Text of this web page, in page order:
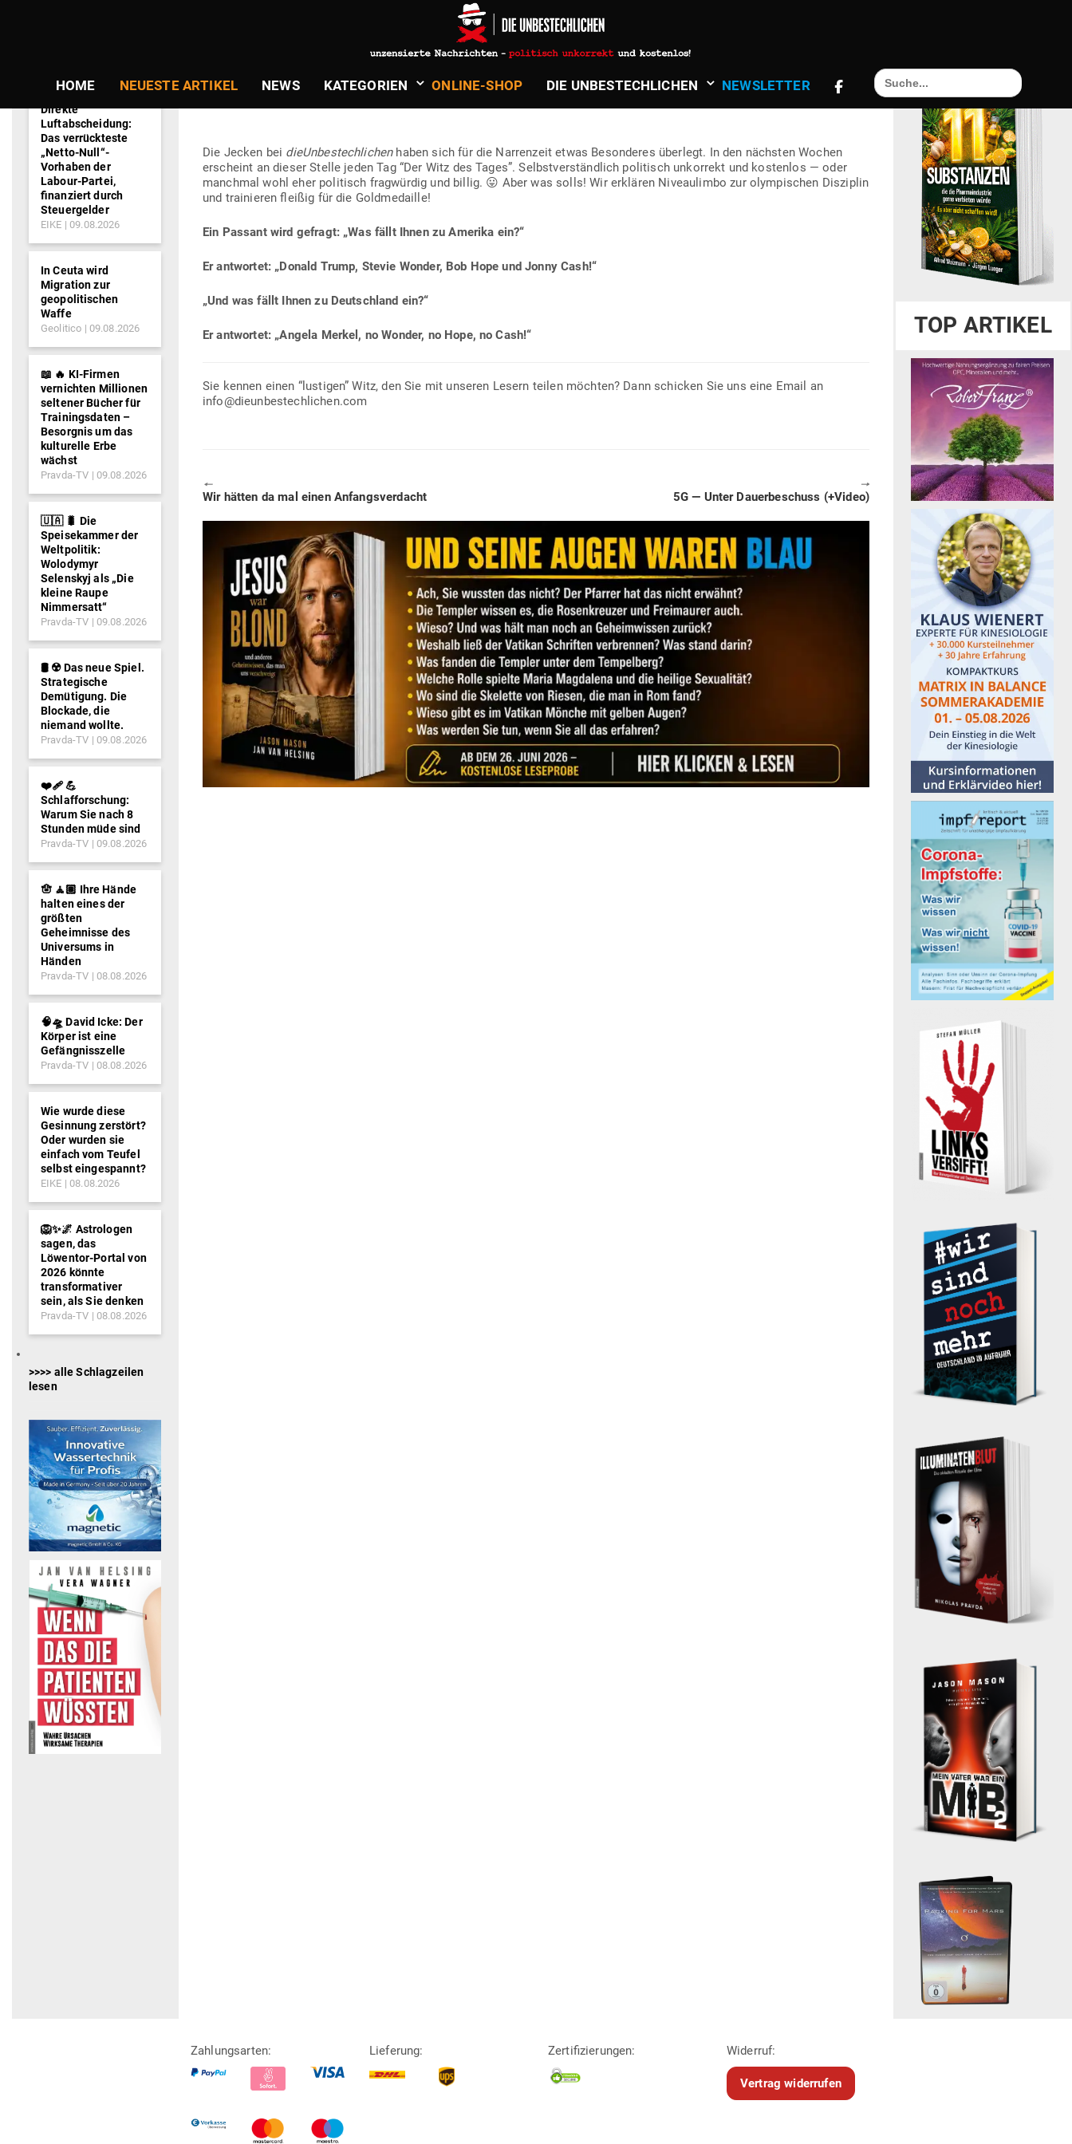
HOME NEUESTE ARTIKEL NEWS KATE­GORIEN ONLINE-SHOP DIE UNBE­STECH­LICHEN NEWS­LETTER
Search
for:
Politik & Aktuelles
ALLE­MALACHE — DER WITZ DES TAGES #24
Die Jecken bei die­Un­be­stech­lichen haben sich für die Nar­renzeit etwas Beson­deres überlegt. In den nächsten Wochen
erscheint an dieser Stelle jeden Tag “Der Witz des Tages”. Selbst­ver­ständlich poli­tisch unkorrekt und kos­tenlos — oder
manchmal wohl eher poli­tisch frag­würdig und billig. 😛 Aber was solls! Wir erklären Niveau­limbo zur olym­pi­schen Dis­ziplin
und trai­nieren fleißig für die Goldmedaille!
Ein Passant wird gefragt: „Was fällt Ihnen zu Amerika ein?“
Er ant­wortet: „Donald Trump, Stevie Wonder, Bob Hope und Jonny Cash!“
„Und was fällt Ihnen zu Deutschland ein?“
Er ant­wortet: „Angela Merkel, no Wonder, no Hope, no Cash!“
Sie kennen einen “lus­tigen” Witz, den Sie mit unseren Lesern teilen möchten? Dann schicken Sie uns eine Email an
info@dieunbestechlichen.com
🠔
Previous
Wir hätten da mal einen Anfangsverdacht
🠖
Next
5G — Unter Dau­er­be­schuss (+Video)
Direkte
Luftabscheidung:
Das verrückteste
„Netto-Null“-
Vorhaben der
Labour-Partei,
finanziert durch
Steuergelder
EIKE 09.08.2026
In Ceuta wird
Migration zur
geopolitischen
Waffe
Geolitico 09.08.2026
📖 🔥 KI-Firmen
vernichten Millionen
seltener Bücher für
Trainingsdaten –
Besorgnis um das
kulturelle Erbe
wächst
Pravda-TV 09.08.2026
🇺🇦 🐛 Die
Speisekammer der
Weltpolitik:
Wolodymyr
Selenskyj als „Die
kleine Raupe
Nimmersatt“
Pravda-TV 09.08.2026
🛢️ ☢️ Das neue Spiel.
Strategische
Demütigung. Die
Blockade, die
niemand wollte.
Pravda-TV 09.08.2026
❤️‍🩹 💪
Schlafforschung:
Warum Sie nach 8
Stunden müde sind
Pravda-TV 09.08.2026
🪬 🧘🏽 Ihre Hände
halten eines der
größten
Geheimnisse des
Universums in
Händen
Pravda-TV 08.08.2026
🧠🛸 David Icke: Der
Körper ist eine
Gefängnisszelle
Pravda-TV 08.08.2026
Wie wurde diese
Gesinnung zerstört?
Oder wurden sie
einfach vom Teufel
selbst eingespannt?
EIKE 08.08.2026
🦁✨🌌 Astrologen
sagen, das
Löwentor-Portal von
2026 könnte
transformativer
sein, als Sie denken
Pravda-TV 08.08.2026
>>>> alle Schlagzeilen
lesen
TOP ARTIKEL
Zahlungsarten: Lieferung: Zertifizierungen: Widerruf:
Vertrag widerrufen